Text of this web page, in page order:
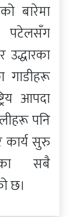
बारेमा
पटेलसँग
आपदा
पनि
कार्य सुरु
सबै
छ।